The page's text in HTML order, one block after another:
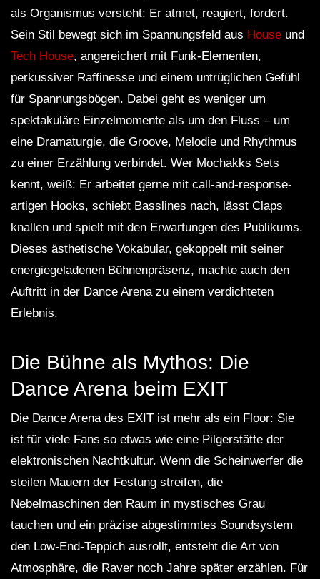
als Organismus versteht: Er atmet, reagiert, fordert.
Sein Stil bewegt sich im Spannungsfeld aus House und
Tech House, angereichert mit Funk-Elementen,
perkussiver Raffinesse und einem untrüglichen Gefühl
für Spannungsbögen. Dabei geht es weniger um
spektakuläre Einzelmomente als um den Fluss – um
eine Dramaturgie, die Groove, Melodie und Rhythmus
zu einer Erzählung verbindet. Wer Mochakks Sets
kennt, weiß: Er arbeitet gerne mit call-and-response-
artigen Hooks, schiebt Basslines nach, lässt Claps
knallen und spielt mit den Erwartungen des Publikums.
Dieses ästhetische Vokabular, gekoppelt mit seiner
energiegeladenen Bühnenpräsenz, machte auch den
Auftritt in der Dance Arena zu einem verdichteten
Erlebnis.
Die Bühne als Mythos: Die
Dance Arena beim EXIT
Die Dance Arena des EXIT ist mehr als ein Floor: Sie
ist für viele Fans so etwas wie eine Pilgerstätte der
elektronischen Nachtkultur. Wenn die Scheinwerfer die
steilen Mauern der Festung streifen, die
Nebelmaschinen den Raum in mystisches Grau
tauchen und ein präzise abgestimmtes Soundsystem
den Low-End-Teppich ausrollt, entsteht die Art von
Atmosphäre, die Raver noch Jahre später erzählen. Für